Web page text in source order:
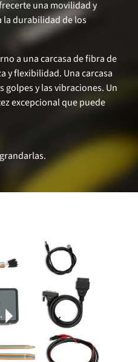
una movilidad y
la durabilidad de los
a una carcasa de fibra de
y flexibilidad. Una carcasa
golpes y las vibraciones. Un
excepcional que puede